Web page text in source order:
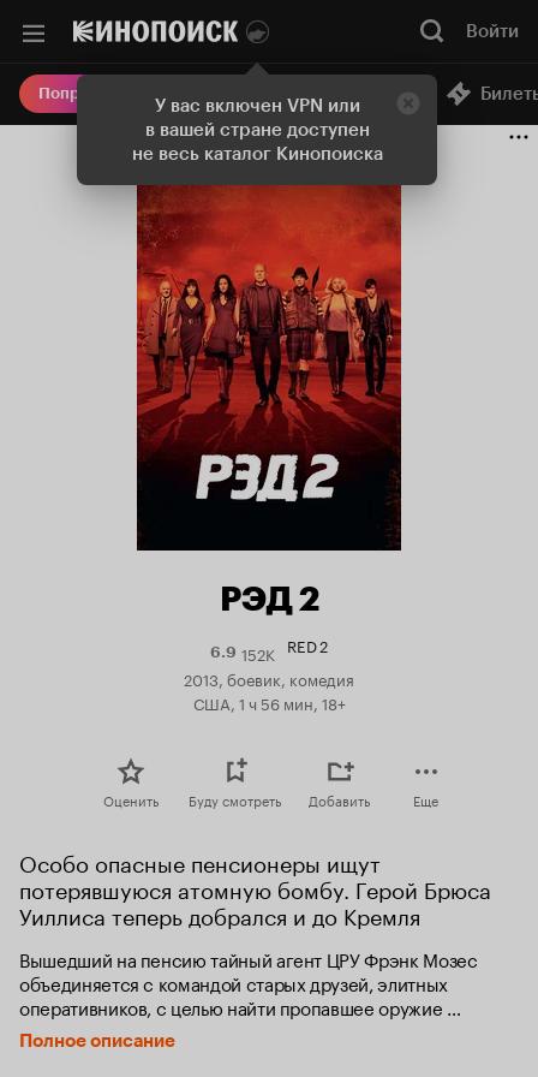
У вас включен VPN или
в вашей стране доступен
не весь каталог Кинопоиска
Войти
Попробовать Плюс Онлайн-кинотеатр
РЭД 2
6.9Рейтинг
Кинопоиска
152K RED 2
2013, боевик, комедия
США, 1 ч 56 мин, 18+
Оценить Буду смотреть Добавить Еще
Особо опасные пенсионеры ищут
потерявшуюся атомную бомбу. Герой Брюса
Уиллиса теперь добрался и до Кремля
Вышедший на пенсию тайный агент ЦРУ Фрэнк Мозес
объединяется с командой старых друзей, элитных
оперативников, с целью найти пропавшее оружие
массового уничтожения. Чтобы его заполучить, придётся
прорываться сквозь армии безжалостных наёмников,
Полное описание